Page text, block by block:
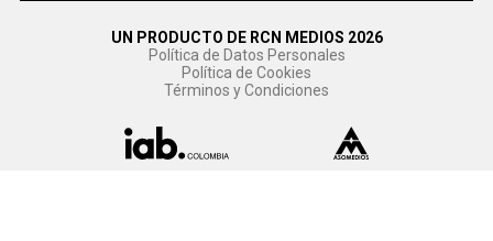
UN PRODUCTO DE RCN MEDIOS 2026
Política de Datos Personales
Política de Cookies
Términos y Condiciones